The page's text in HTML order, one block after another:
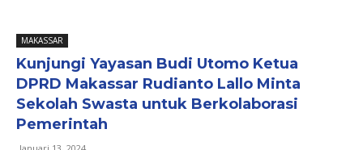
MAKASSAR
Kunjungi Yayasan Budi Utomo Ketua
DPRD Makassar Rudianto Lallo Minta
Sekolah Swasta untuk Berkolaborasi
Pemerintah